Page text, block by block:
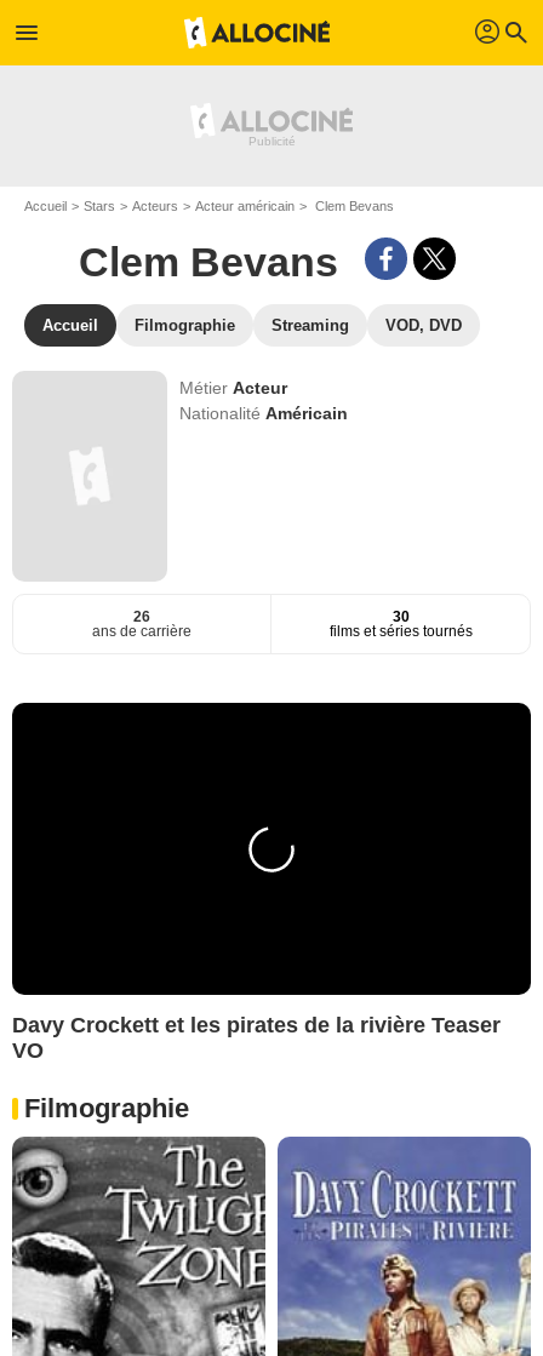
menu profil search
Accueil Stars Acteurs Acteur américain Clem Bevans
Clem Bevans
Accueil Filmographie Streaming VOD, DVD
MétierActeur
NationalitéAméricain
26
ans de carrière
30
films et séries tournés
Davy Crockett et les pirates de la rivière Teaser
VO
Filmographie